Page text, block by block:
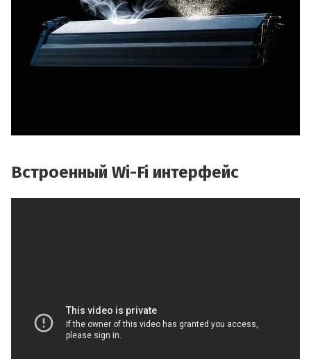
Встроенный Wi-Fi интерфейс